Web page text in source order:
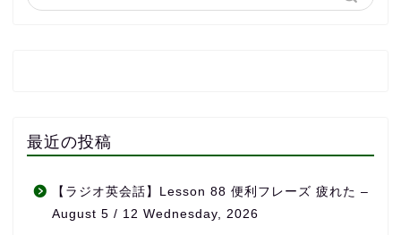
最近の投稿
【ラジオ英会話】Lesson 88 便利フレーズ 疲れた –
August 5 / 12 Wednesday, 2026